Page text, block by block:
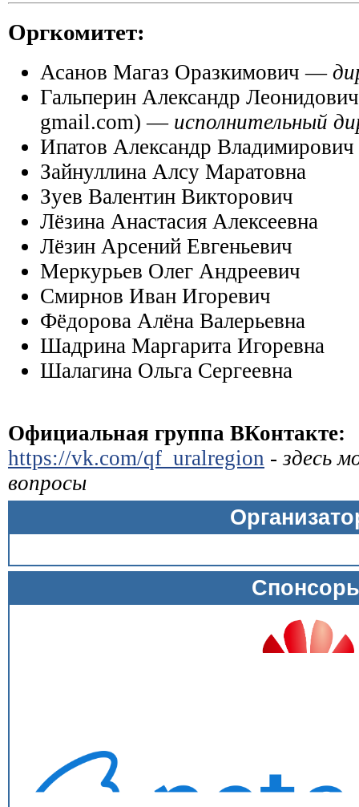
Оргкомитет:
Асанов Магаз Оразкимович —
Гальперин Александр
gmail.com) — исполнительный
Ипатов Александр
Зайнуллина Алсу Маратовна
Зуев Валентин Викторович
Лёзина Анастасия Алексеевна
Лёзин Арсений Евгеньевич
Меркурьев Олег Андреевич
Смирнов Иван Игоревич
Фёдорова Алёна Валерьевна
Шадрина Маргарита Игоревна
Шалагина Ольга Сергеевна
Официальная группа ВКонтакте:
https://vk.com/qf_uralregion -здесь
вопросы